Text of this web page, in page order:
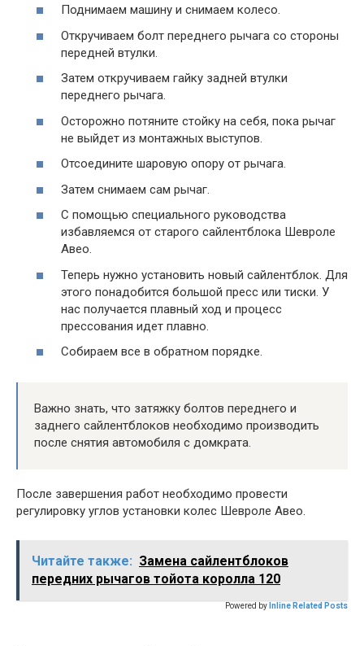
Поднимаем машину и снимаем колесо.
Откручиваем болт переднего рычага со стороны
передней втулки.
Затем откручиваем гайку задней втулки
переднего рычага.
Осторожно потяните стойку на себя, пока рычаг
не выйдет из монтажных выступов.
Отсоедините шаровую опору от рычага.
Затем снимаем сам рычаг.
С помощью специального руководства
избавляемся от старого сайлентблока Шевроле
Авео.
Теперь нужно установить новый сайлентблок. Для
этого понадобится большой пресс или тиски. У
нас получается плавный ход и процесс
прессования идет плавно.
Собираем все в обратном порядке.
Важно знать, что затяжку болтов переднего и
заднего сайлентблоков необходимо производить
после снятия автомобиля с домкрата.
После завершения работ необходимо провести
регулировку углов установки колес Шевроле Авео.
Читайте также: Замена сайлентблоков
передних рычагов тойота королла 120
Powered by Inline Related Posts